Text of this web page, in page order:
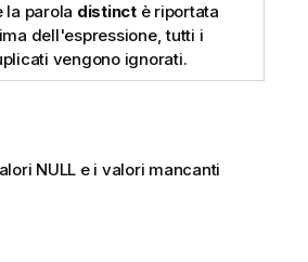
la parola distinctè riportata
dell'espressione, tutti i
vengono ignorati.
NULL e i valori mancanti